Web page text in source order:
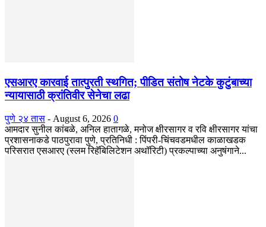
एसआरए कारवाई तात्पुरती स्थगित; पीडित संतोष नेटके कुटुंबाच्या
न्यायासाठी क्रांतिवीर सेनेचा लढा
पुणे २४ तास - August 6, 2026 0
आमदार सुनील कांबळे, अनिल हातागळे, मनोज क्षीरसागर व रवि क्षीरसागर यांचा
प्रशासनाकडे पाठपुरावा पुणे, प्रतिनिधी : पिंपरी-चिंचवडमधील काळाखडक
परिसरात एसआरए (स्लम रिहॅबिलिटेशन अथॉरिटी) प्रकल्पाच्या अनुषंगाने...